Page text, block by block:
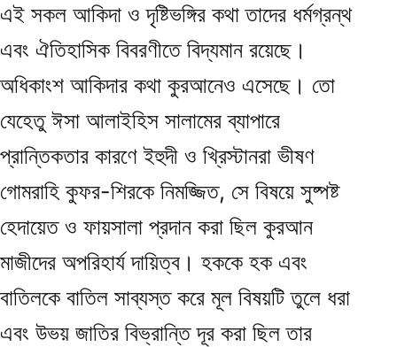
এই সকল আকিদা ও দৃষ্টিভঙ্গির কথা তাদের ধর্মগ্রন্থ
এবং ঐতিহাসিক বিবরণীতে বিদ্যমান রয়েছে।
অধিকাংশ আকিদার কথা কুরআনেও এসেছে। তো
যেহেতু ঈসা আলাইহিস সালামের ব্যাপারে
প্রান্তিকতার কারণে ইহুদী ও খ্রিস্টানরা ভীষণ
গোমরাহি কুফর-শিরকে নিমজ্জিত, সে বিষয়ে সুষ্পষ্ট
হেদায়েত ও ফায়সালা প্রদান করা ছিল কুরআন
মাজীদের অপরিহার্য দায়িত্ব। হককে হক এবং
বাতিলকে বাতিল সাব্যস্ত করে মূল বিষয়টি তুলে ধরা
এবং উভয় জাতির বিভ্রান্তি দূর করা ছিল তার